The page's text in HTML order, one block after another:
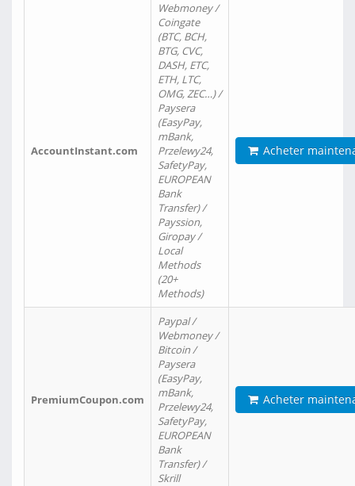
AccountInstant.com
Webmoney /
Coingate
(BTC, BCH,
BTG, CVC,
DASH, ETC,
ETH, LTC,
OMG, ZEC…) /
Paysera
(EasyPay,
mBank,
Przelewy24,
SafetyPay,
EUROPEAN
Bank
Transfer) /
Payssion,
Giropay /
Local
Methods
(20+
Methods)
Acheter
PremiumCoupon.com
Paypal /
Webmoney /
Bitcoin /
Paysera
(EasyPay,
mBank,
Przelewy24,
SafetyPay,
EUROPEAN
Bank
Transfer) /
Skrill
Acheter